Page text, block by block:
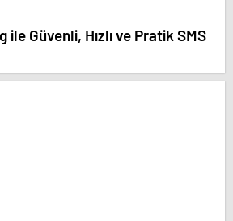
Güvenli, Hızlı ve Pratik SMS